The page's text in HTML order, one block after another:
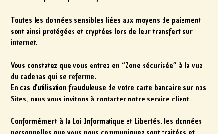
Toutes les données sensibles liées aux moyens de paiement
sont ainsi protégées et cryptées lors de leur transfert sur
internet.
Vous constatez que vous entrez en “Zone sécurisée” à la vue
du cadenas qui se referme.
En cas d’utilisation frauduleuse de votre carte bancaire sur nos
Sites, nous vous invitons à contacter notre service client.
Conformément à la Loi Informatique et Libertés, les données